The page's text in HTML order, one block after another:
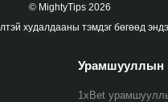
© MightyTips 2026
худалдааны тэмдэг бөгөөд
Урамшууллын
1xBet